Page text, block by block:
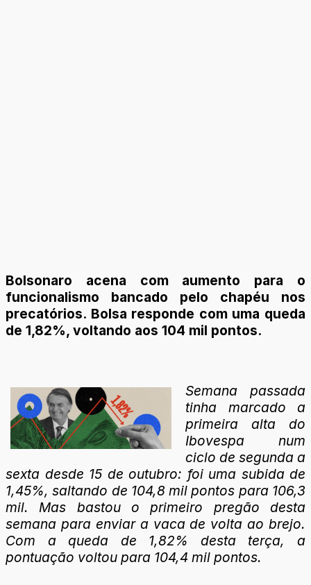
Bolsonaro acena com aumento para o
funcionalismo bancado pelo chapéu nos
precatórios. Bolsa responde com uma queda
de 1,82%, voltando aos 104 mil pontos.
Semana passada
tinha marcado a
primeira alta do
Ibovespa num
ciclo de segunda a
sexta desde 15 de outubro: foi uma subida de
1,45%, saltando de 104,8 mil pontos para 106,3
mil. Mas bastou o primeiro pregão desta
semana para enviar a vaca de volta ao brejo.
Com a queda de 1,82% desta terça, a
pontuação voltou para 104,4 mil pontos.